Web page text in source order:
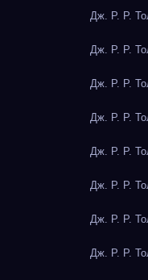
Дж. Р. Р.
Дж. Р. Р.
Дж. Р. Р.
Дж. Р. Р.
Дж. Р. Р.
Дж. Р. Р.
Дж. Р. Р.
Дж. Р. Р.